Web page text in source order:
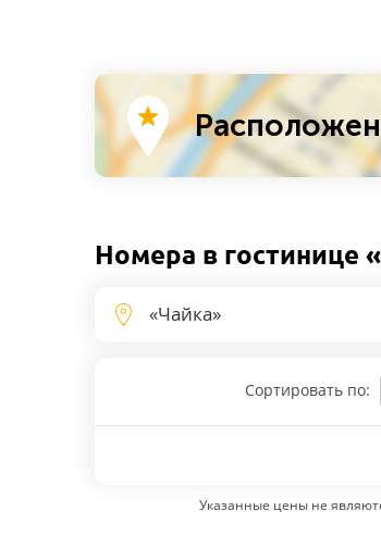
Номера в гостинице
Сортировать по:
Указанные цены не